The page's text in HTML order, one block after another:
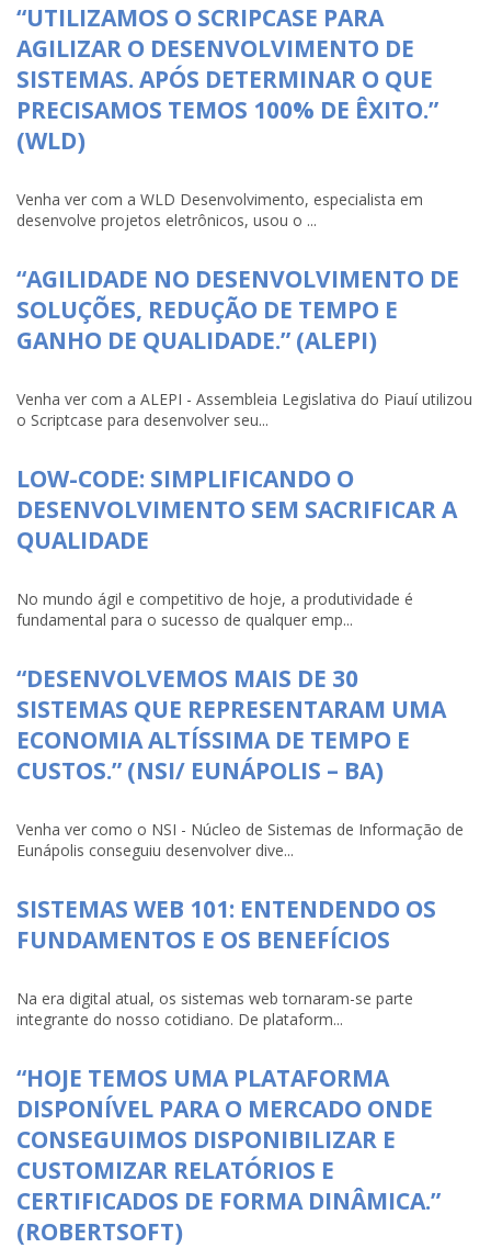
“UTILIZAMOS O SCRIPCASE PARA
AGILIZAR O DESENVOLVIMENTO DE
SISTEMAS. APÓS DETERMINAR O QUE
PRECISAMOS TEMOS 100% DE ÊXITO.”
(WLD)
Venha ver com a WLD Desenvolvimento, especialista em
desenvolve projetos eletrônicos, usou o ...
“AGILIDADE NO DESENVOLVIMENTO DE
SOLUÇÕES, REDUÇÃO DE TEMPO E
GANHO DE QUALIDADE.” (ALEPI)
Venha ver com a ALEPI - Assembleia Legislativa do Piauí utilizou
o Scriptcase para desenvolver seu...
LOW-CODE: SIMPLIFICANDO O
DESENVOLVIMENTO SEM SACRIFICAR A
QUALIDADE
No mundo ágil e competitivo de hoje, a produtividade é
fundamental para o sucesso de qualquer emp...
“DESENVOLVEMOS MAIS DE 30
SISTEMAS QUE REPRESENTARAM UMA
ECONOMIA ALTÍSSIMA DE TEMPO E
CUSTOS.” (NSI/ EUNÁPOLIS – BA)
Venha ver como o NSI - Núcleo de Sistemas de Informação de
Eunápolis conseguiu desenvolver dive...
SISTEMAS WEB 101: ENTENDENDO OS
FUNDAMENTOS E OS BENEFÍCIOS
Na era digital atual, os sistemas web tornaram-se parte
integrante do nosso cotidiano. De plataform...
“HOJE TEMOS UMA PLATAFORMA
DISPONÍVEL PARA O MERCADO ONDE
CONSEGUIMOS DISPONIBILIZAR E
CUSTOMIZAR RELATÓRIOS E
CERTIFICADOS DE FORMA DINÂMICA.”
(ROBERTSOFT)